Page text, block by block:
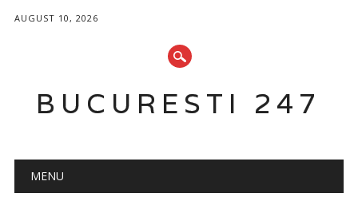
AUGUST 10, 2026
BUCURESTI 247
Main menu
MENU